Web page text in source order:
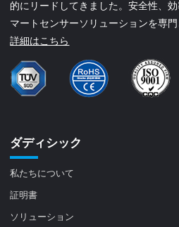
的にリードしてきました。安全性、
マートセンサーソリューションを専門
詳細はこちら
ダディシック
私たちについて
証明書
ソリューション